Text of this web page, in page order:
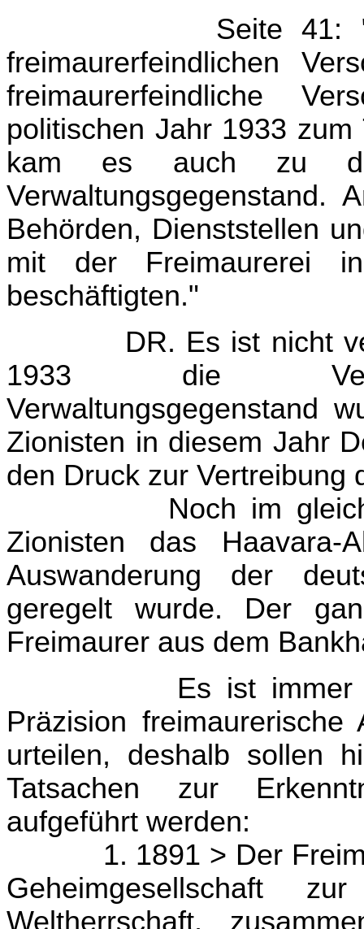
Seite 41:
freimaurerfeindlichen
freimaurerfeindliche
politischen Jahr 1933
kam es auch zu
Verwaltungsgegenstand.
Behörden, Dienststellen
mit der Freimaurerei
beschäftigten."
DR. Es ist nicht
1933 die
Verwaltungsgegenstand
Zionisten in diesem Jahr
den Druck zur Vertreibung
Noch im
Zionisten das Haavara-
Auswanderung der
geregelt wurde. Der
Freimaurer aus dem
Es ist immer
Präzision
urteilen, deshalb sollen
Tatsachen zur
aufgeführt werden:
1. 1891 > Der
Geheimgesellschaft
Weltherrschaft,